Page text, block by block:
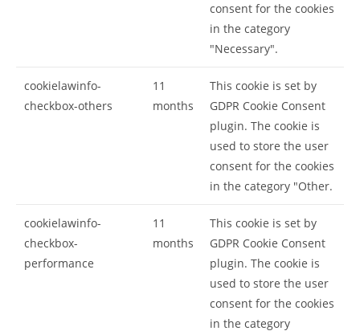
consent for the cookies
in the category
"Necessary".
cookielawinfo-
checkbox-others
11
months
This cookie is set by
GDPR Cookie Consent
plugin. The cookie is
used to store the user
consent for the cookies
in the category "Other.
cookielawinfo-
checkbox-
performance
11
months
This cookie is set by
GDPR Cookie Consent
plugin. The cookie is
used to store the user
consent for the cookies
in the category